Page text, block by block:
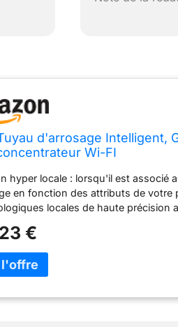
d'arrosage Intelligent,
Wi-FI
hyper locale : lorsqu'il est associé
en fonction des attributs de votre
locales de haute précision
ou à distance via Wi-Fi Résistant
aux intempéries extrêmes, ce
dans votre cour ou votre jardin
: XD comprend les niveaux de
automatiquement, et vous pouvez
€